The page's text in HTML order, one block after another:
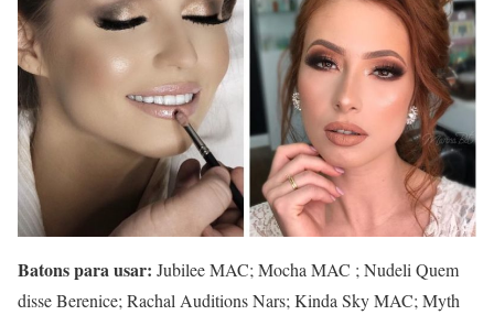
Batons para usar: Jubilee MAC; Mocha MAC ; Nudeli Quem
disse Berenice; Rachal Auditions Nars; Kinda Sky MAC; Myth